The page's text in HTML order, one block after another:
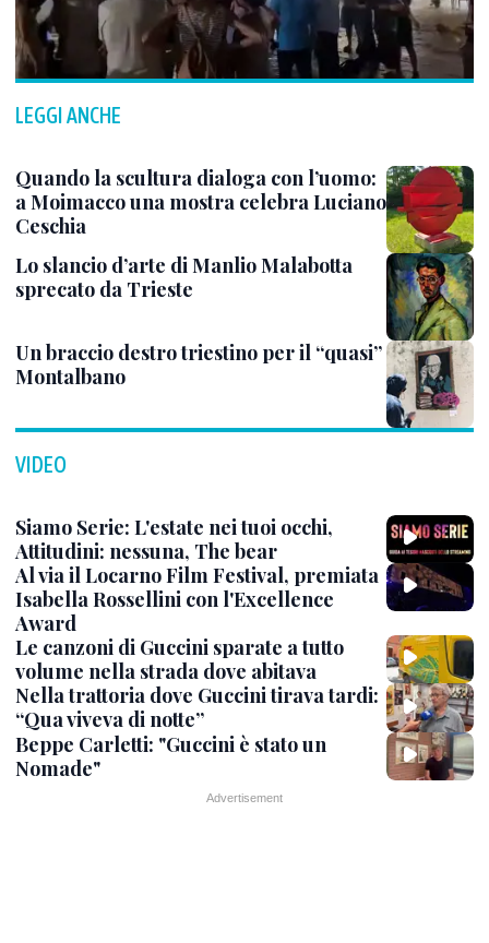
LEGGI ANCHE
Quando la scultura dialoga con l’uomo:
a Moimacco una mostra celebra Luciano
Ceschia
Lo slancio d’arte di Manlio Malabotta
sprecato da Trieste
Un braccio destro triestino per il “quasi”
Montalbano
VIDEO
Siamo Serie: L'estate nei tuoi occhi,
Attitudini: nessuna, The bear
Al via il Locarno Film Festival, premiata
Isabella Rossellini con l'Excellence
Award
Le canzoni di Guccini sparate a tutto
volume nella strada dove abitava
Nella trattoria dove Guccini tirava tardi:
“Qua viveva di notte”
Beppe Carletti: "Guccini è stato un
Nomade"